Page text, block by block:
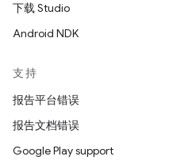
下载 Studio
Android NDK
支持
报告平台错误
报告文档错误
Google Play support